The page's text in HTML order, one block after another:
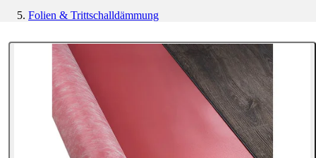
Folien & Trittschalldämmung